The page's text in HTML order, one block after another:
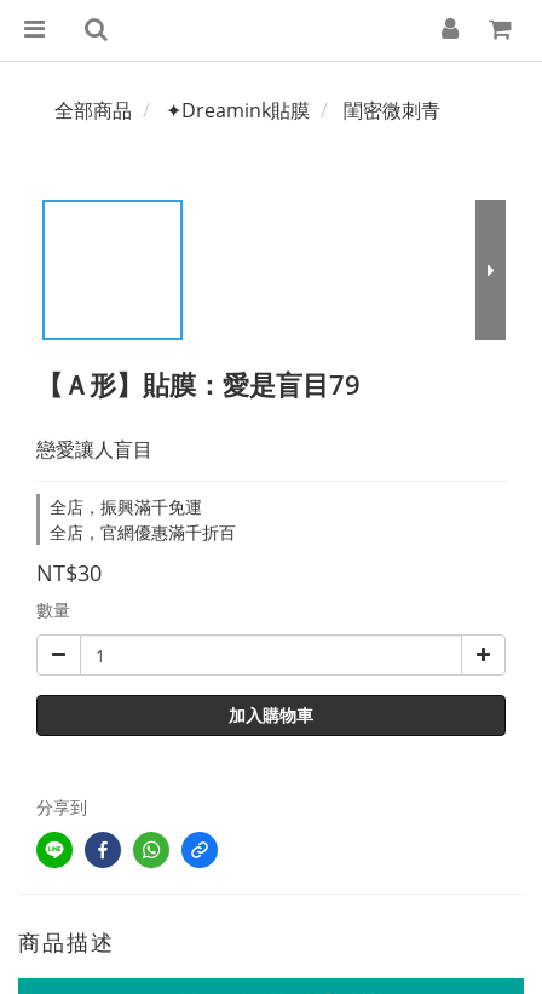
全部商品 ✦Dreamink貼膜 閨密微刺青
【Ａ形】貼膜：愛是盲目79
戀愛讓人盲目
全店，振興滿千免運
全店，官網優惠滿千折百
NT$30
數量
加入購物車
分享到
商品描述